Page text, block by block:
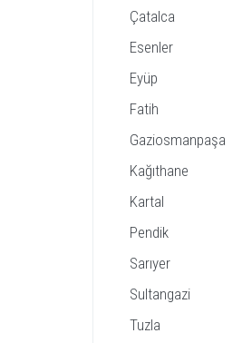
Çatalca
Esenler
Eyüp
Fatih
Gaziosmanpaşa
Kağıthane
Kartal
Pendik
Sarıyer
Sultangazi
Tuzla